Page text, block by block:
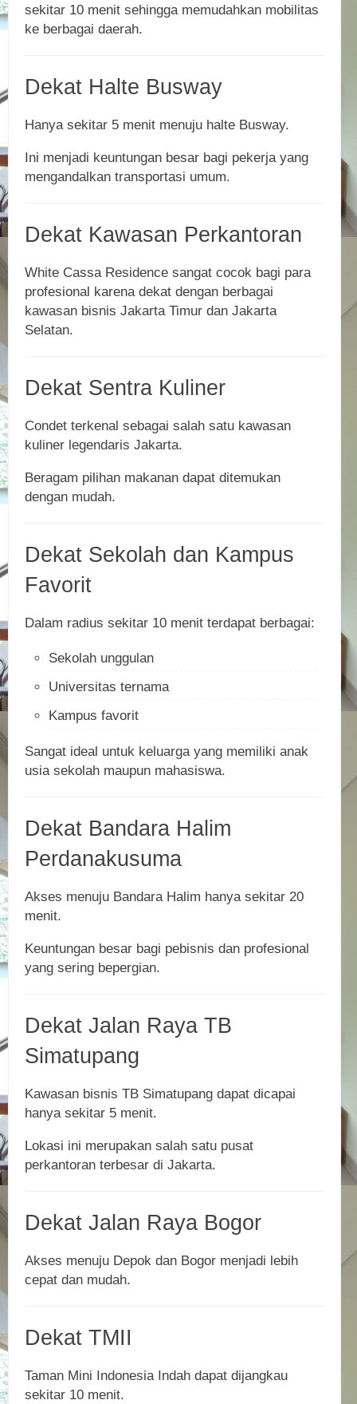
sekitar 10 menit sehingga memudahkan mobilitas
ke berbagai daerah.
Dekat Halte Busway
Hanya sekitar 5 menit menuju halte Busway.
Ini menjadi keuntungan besar bagi pekerja yang
mengandalkan transportasi umum.
Dekat Kawasan Perkantoran
White Cassa Residence sangat cocok bagi para
profesional karena dekat dengan berbagai
kawasan bisnis Jakarta Timur dan Jakarta
Selatan.
Dekat Sentra Kuliner
Condet terkenal sebagai salah satu kawasan
kuliner legendaris Jakarta.
Beragam pilihan makanan dapat ditemukan
dengan mudah.
Dekat Sekolah dan Kampus
Favorit
Dalam radius sekitar 10 menit terdapat berbagai:
Sekolah unggulan
Universitas ternama
Kampus favorit
Sangat ideal untuk keluarga yang memiliki anak
usia sekolah maupun mahasiswa.
Dekat Bandara Halim
Perdanakusuma
Akses menuju Bandara Halim hanya sekitar 20
menit.
Keuntungan besar bagi pebisnis dan profesional
yang sering bepergian.
Dekat Jalan Raya TB
Simatupang
Kawasan bisnis TB Simatupang dapat dicapai
hanya sekitar 5 menit.
Lokasi ini merupakan salah satu pusat
perkantoran terbesar di Jakarta.
Dekat Jalan Raya Bogor
Akses menuju Depok dan Bogor menjadi lebih
cepat dan mudah.
Dekat TMII
Taman Mini Indonesia Indah dapat dijangkau
sekitar 10 menit.